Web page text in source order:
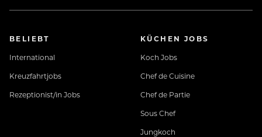
Sicherer Arbeitsplatz in einem familiengeführten
Unternehmen mit vielseitigen Arbeitsbereichen
Top-ausgestattete Mitarbeiterunterkunft: Bad/WC,
Wohn-Schlafraum, W-LAN, TV...
BELIEBT
International
Kreuzfahrtjobs
Rezeptionist/in Jobs
KÜCHEN JOBS
Koch Jobs
Chef de Cuisine
Chef de Partie
Sous Chef
Jungkoch